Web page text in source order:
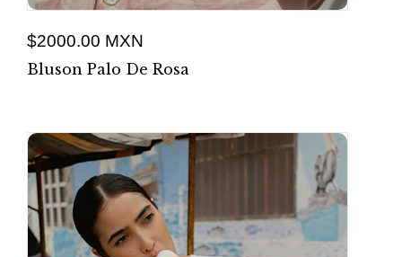
$2000.00 MXN
Bluson Palo De Rosa